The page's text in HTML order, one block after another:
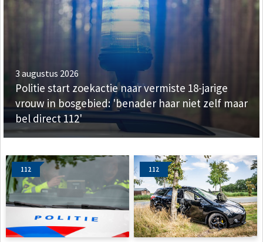
3 augustus 2026
Politie start zoekactie naar vermiste 18-jarige
vrouw in bosgebied: 'benader haar niet zelf maar
bel direct 112'
112 112